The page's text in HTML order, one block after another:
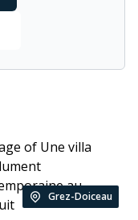
Location:
Grez-Doiceau